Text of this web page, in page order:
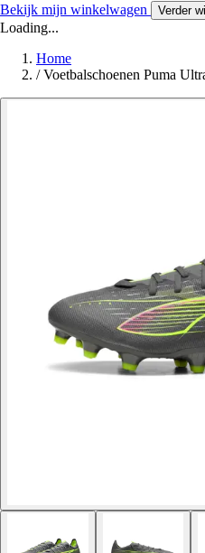
Bekijk mijn winkelwagen Verder
Loading...
Home
/ Voetbalschoenen Puma